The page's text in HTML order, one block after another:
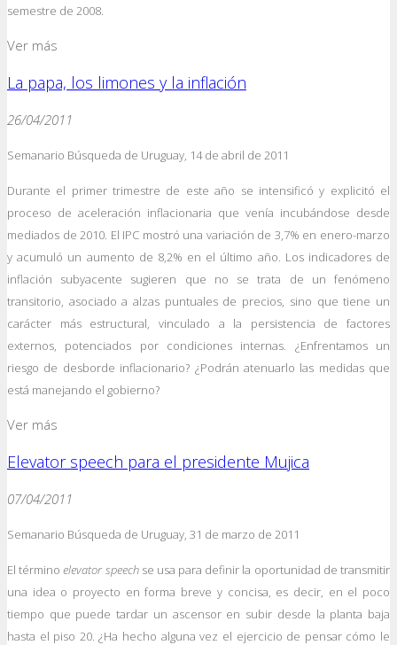
semestre de 2008.
Ver más
La papa, los limones y la inflación
26/04/2011
Semanario Búsqueda de Uruguay, 14 de abril de 2011
Durante el primer trimestre de este año se intensificó y explicitó el
proceso de aceleración inflacionaria que venía incubándose desde
mediados de 2010. El IPC mostró una variación de 3,7% en enero-marzo
y acumuló un aumento de 8,2% en el último año. Los indicadores de
inflación subyacente sugieren que no se trata de un fenómeno
transitorio, asociado a alzas puntuales de precios, sino que tiene un
carácter más estructural, vinculado a la persistencia de factores
externos, potenciados por condiciones internas. ¿Enfrentamos un
riesgo de desborde inflacionario? ¿Podrán atenuarlo las medidas que
está manejando el gobierno?
Ver más
Elevator speech para el presidente Mujica
07/04/2011
Semanario Búsqueda de Uruguay, 31 de marzo de 2011
El términoelevator speechse usa para definir la oportunidad de transmitir
una idea o proyecto en forma breve y concisa, es decir, en el poco
tiempo que puede tardar un ascensor en subir desde la planta baja
hasta el piso 20. ¿Ha hecho alguna vez el ejercicio de pensar cómo le